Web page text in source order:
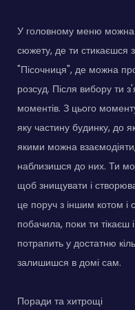
У головному меню
сюжету, де ти стикаєшся
"Пісочниця", де можна
розсуд. Після вибору ти
моментів. З цього
яку частину будинку, до
якими можна взаємодіяти,
наблизишся до них. Ти
щоб знищувати і
це поруч з іншим котом і
побачила, поки ти тікаєш
потрапить у достатню
залишишся в домі сам.
Поради та хитрощі